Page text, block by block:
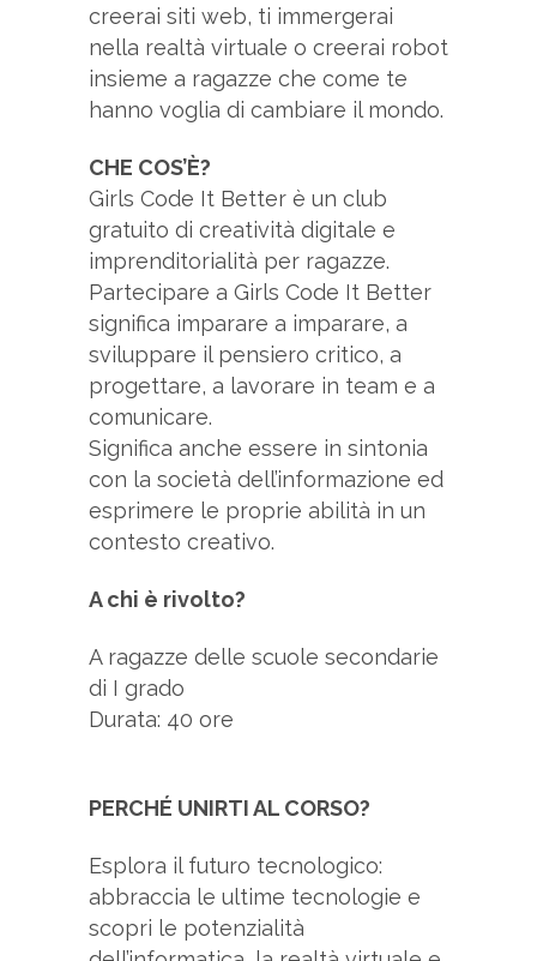
creerai siti web, ti immergerai
nella realtà virtuale o creerai robot
insieme a ragazze che come te
hanno voglia di cambiare il mondo.
CHE COS’È?
Girls Code It Better è un club
gratuito di creatività digitale e
imprenditorialità per ragazze.
Partecipare a Girls Code It Better
significa imparare a imparare, a
sviluppare il pensiero critico, a
progettare, a lavorare in team e a
comunicare.
Significa anche essere in sintonia
con la società dell’informazione ed
esprimere le proprie abilità in un
contesto creativo.
A chi è rivolto?
A ragazze delle scuole secondarie
di I grado
Durata: 40 ore
PERCHÉ UNIRTI AL CORSO?
Esplora il futuro tecnologico:
abbraccia le ultime tecnologie e
scopri le potenzialità